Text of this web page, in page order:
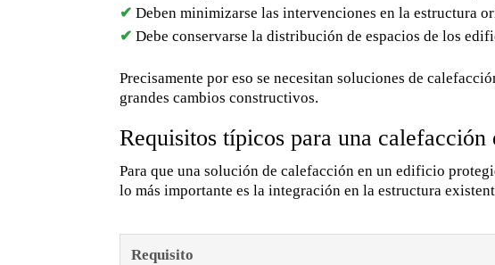
✔ Deben minimizarse las intervenciones en la estructura
✔ Debe conservarse la distribución de espacios de los
Precisamente por eso se necesitan soluciones de
grandes cambios constructivos.
Requisitos típicos para una
Para que una solución de calefacción en un edificio
lo más importante es la integración en la estructura
Requisito